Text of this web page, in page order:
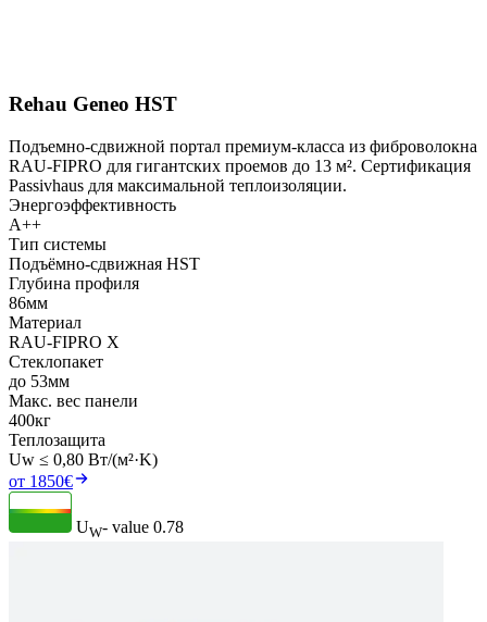
Rehau Geneo HST
Подъемно-сдвижной портал премиум-класса из фиброволокна
RAU-FIPRO для гигантских проемов до 13 м². Сертификация
Passivhaus для максимальной теплоизоляции.
Энергоэффективность
A++
Тип системы
Подъёмно-сдвижная HST
Глубина профиля
86мм
Материал
RAU-FIPRO X
Стеклопакет
до 53мм
Макс. вес панели
400кг
Теплозащита
Uw ≤ 0,80 Вт/(м²·K)
от 1850€
UW- value 0.78